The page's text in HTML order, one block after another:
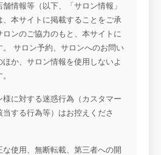
情報等（以下、「サロン情報」
、本サイトに掲載することをご承
ンのご協力のもと、本サイトに
。 サロン予約、サロンへのお問い
か、サロン情報を使用しないよ
様に対する迷惑行為（カスタマー
する行為等）はお控えくださ
な使用、無断転載、第三者への開